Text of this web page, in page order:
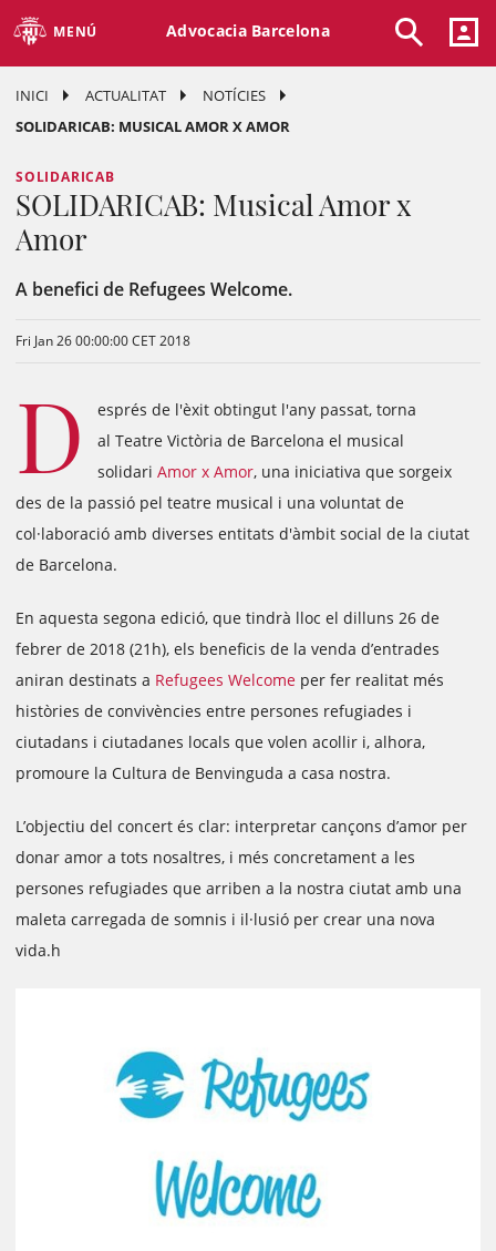
MENÚ Advocacia Barcelona
INICI ACTUALITAT
NOTÍCIES
SOLIDARICAB: MUSICAL AMOR X AMOR
SOLIDARICAB
SOLIDARICAB: Musical Amor x
Amor
A benefici de Refugees Welcome.
Fri Jan 26 00:00:00 CET 2018
D
esprés de l'èxit obtingut l'any passat, torna
al Teatre Victòria de Barcelona el musical
solidari Amor x Amor, una iniciativa que sorgeix
des de la passió pel teatre musical i una voluntat de
col·laboració amb diverses entitats d'àmbit social de la ciutat
de Barcelona.
En aquesta segona edició, que tindrà lloc el dilluns 26 de
febrer de 2018 (21h), els beneficis de la venda d’entrades
aniran destinats a Refugees Welcome per fer realitat més
històries de convivències entre persones refugiades i
ciutadans i ciutadanes locals que volen acollir i, alhora,
promoure la Cultura de Benvinguda a casa nostra.
L’objectiu del concert és clar: interpretar cançons d’amor per
donar amor a tots nosaltres, i més concretament a les
persones refugiades que arriben a la nostra ciutat amb una
maleta carregada de somnis i il·lusió per crear una nova
vida.h